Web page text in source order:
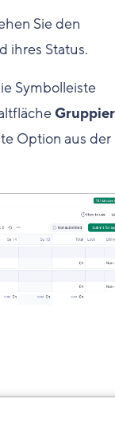
Sie den
ihres Status.
Symbolleiste
Option aus der